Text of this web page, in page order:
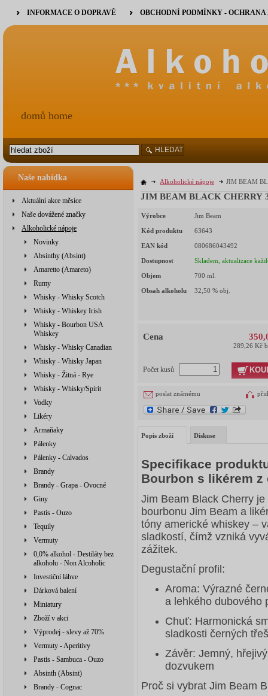
Naše nabídka
Aktuální akce měsíce
Naše dovážené značky
Alkoholické nápoje
Novinky
Absinthy (Absint)
Amaretto (Amareto)
Rumy
Whisky - Whisky Scotch
Whisky - Whiskey Irish
Whisky - Bourbon USA
Whiskey
Whisky - Whisky Canadian
Whisky - Whisky Japan
Whisky - Žitná - Rye
Whisky - Whisky/Spirit
Vodky
Likéry
Armaňaky
Pálenky
Pálenky - Calvados
Brandy
Brandy - Grapa - Ovocné
Giny
Pastis - Ouzo
Tequily
Vermuty
0,0% alkohol - Destiláty bez
alkoholu - Non Alcoholic
Investiční láhve
Dárková balení
Miniatury
Zboží v akci
Výprodej - slevy až 70%
Vermuty - Aperitivy
Pastis - Sambuca - Ouzo
Absinth (Absint)
Brandy - Cognac
Alkoholické nápoje JIM BEAM
JIM BEAM BLACK CHERRY
Výrobce Jim Beam
Kód produktu 63643
EAN kód 080686043492
Dostupnost Skladem, aktualizace
Objem 700 ml.
Obsah alkoholu 32,50 % obj.
Cena
289,26 Kč
Počet kusů
poslat známému
Popis zboží Diskuse
Specifikace
Bourbon s likérem
Jim Beam Black Cherry
bourbonu Jim Beam a
tóny americké whiskey –
sladkostí, čímž vzniká
zážitek.
Degustační profil:
Aroma: Výrazné
a lehkého dubového
Chuť: Harmonická
sladkosti černých
Závěr: Jemný,
dozvukem
Proč si vybrat Jim Beam
INFORMACE O DOPRAVĚ OBCHODNÍ PODMÍNKY -
domů home
HLEDAT